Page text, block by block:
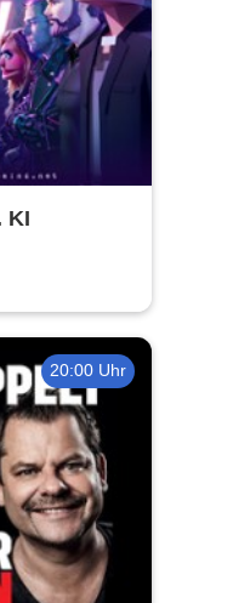
KI
20:00 Uhr